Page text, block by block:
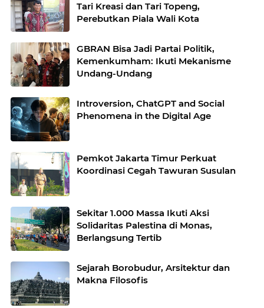
Tari Kreasi dan Tari Topeng,
Perebutkan Piala Wali Kota
GBRAN Bisa Jadi Partai Politik,
Kemenkumham: Ikuti Mekanisme
Undang-Undang
Introversion, ChatGPT and Social
Phenomena in the Digital Age
Pemkot Jakarta Timur Perkuat
Koordinasi Cegah Tawuran Susulan
Sekitar 1.000 Massa Ikuti Aksi
Solidaritas Palestina di Monas,
Berlangsung Tertib
Sejarah Borobudur, Arsitektur dan
Makna Filosofis